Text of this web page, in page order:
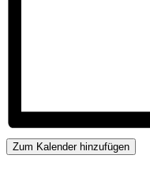
Zum Kalender hinzufügen